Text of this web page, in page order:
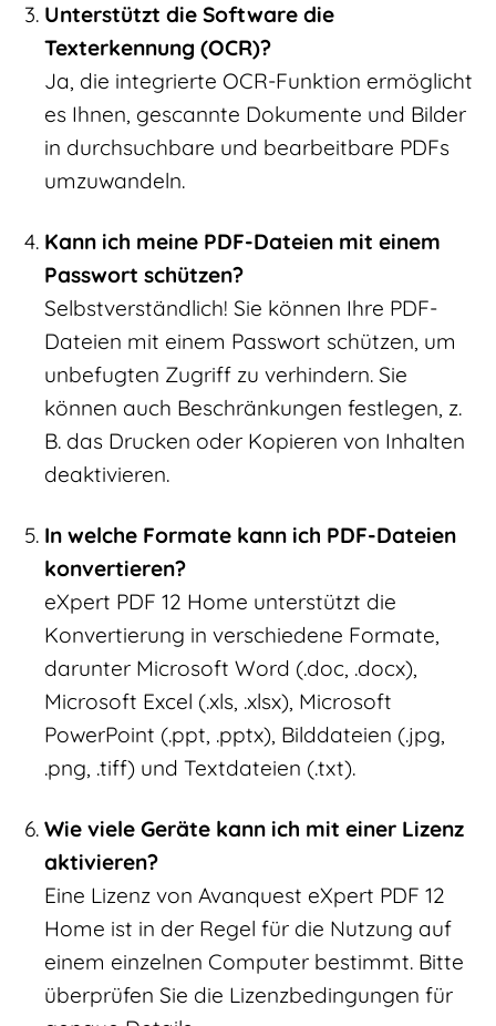
Unterstützt die Software die
Texterkennung (OCR)?
Ja, die integrierte OCR-Funktion ermöglicht
es Ihnen, gescannte Dokumente und Bilder
in durchsuchbare und bearbeitbare PDFs
umzuwandeln.
Kann ich meine PDF-Dateien mit einem
Passwort schützen?
Selbstverständlich! Sie können Ihre PDF-
Dateien mit einem Passwort schützen, um
unbefugten Zugriff zu verhindern. Sie
können auch Beschränkungen festlegen, z.
B. das Drucken oder Kopieren von Inhalten
deaktivieren.
In welche Formate kann ich PDF-Dateien
konvertieren?
eXpert PDF 12 Home unterstützt die
Konvertierung in verschiedene Formate,
darunter Microsoft Word (.doc, .docx),
Microsoft Excel (.xls, .xlsx), Microsoft
PowerPoint (.ppt, .pptx), Bilddateien (.jpg,
.png, .tiff) und Textdateien (.txt).
Wie viele Geräte kann ich mit einer Lizenz
aktivieren?
Eine Lizenz von Avanquest eXpert PDF 12
Home ist in der Regel für die Nutzung auf
einem einzelnen Computer bestimmt. Bitte
überprüfen Sie die Lizenzbedingungen für